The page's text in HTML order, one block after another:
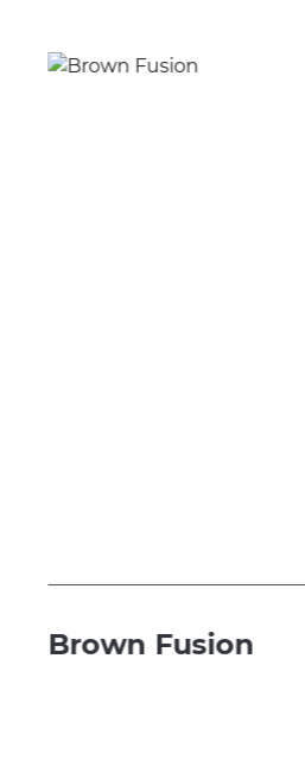
Brown Fusion